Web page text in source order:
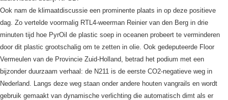
Ook nam de klimaatdiscussie een prominente plaats in op deze positieve
dag. Zo vertelde voormalig RTL4-weerman Reinier van den Berg in drie
minuten tijd hoe PyrOil de plastic soep in oceanen probeert te verminderen
door dit plastic grootschalig om te zetten in olie. Ook gedeputeerde Floor
Vermeulen van de Provincie Zuid-Holland, betrad het podium met een
bijzonder duurzaam verhaal: de N211 is de eerste CO2-negatieve weg in
Nederland. Langs deze weg staan onder andere houten vangrails en wordt
gebruik gemaakt van dynamische verlichting die automatisch dimt als er